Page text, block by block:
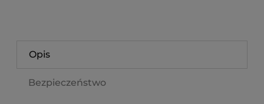
Opis
Bezpieczeństwo